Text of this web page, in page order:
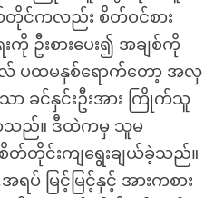
င်ကလည်း စိတ်ဝင်စား
ဦးစားပေး၍ အချစ်ကို
ပထမနှစ်ရောက်တော့ အလှ
ခင်နှင်းဦးအား ကြိုက်သူ
သည်။ ဒီထဲကမှ သူမ
င်းကျရွေးချယ်ခဲ့သည်။
မြင့်မြင့်နှင့် အားကစား